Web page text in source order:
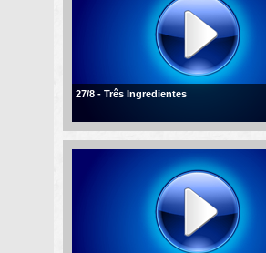
27/8 - Três Ingredientes